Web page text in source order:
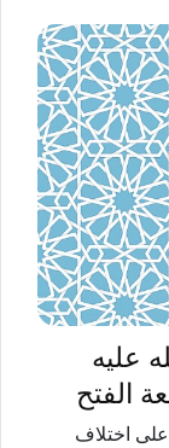
عليه
الفتح
على اختلاف